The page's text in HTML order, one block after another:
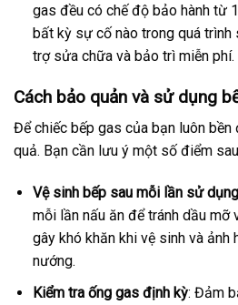
gas đều có chế độ bảo hành từ
bất kỳ sự cố nào trong quá trình
trợ sửa chữa và bảo trì miễn phí.
Cách bảo quản và sử dụng
Để chiếc bếp gas của bạn luôn
quả. Bạn cần lưu ý một số điểm
Vệ sinh bếp sau mỗi lần sử dụng
mỗi lần nấu ăn để tránh dầu mỡ
gây khó khăn khi vệ sinh và ảnh
nướng.
Kiểm tra ống gas định kỳ: Đảm